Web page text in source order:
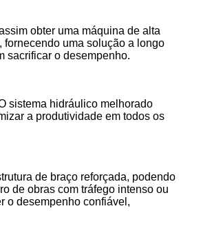
obter uma máquina de alta
uma solução a longo
sacrificar o desempenho.
sistema hidráulico melhorado
a produtividade em todos os
de braço reforçada, podendo
de obras com tráfego intenso ou
o desempenho confiável,